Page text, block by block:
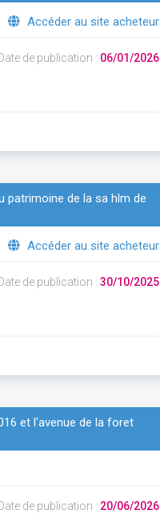
Accéder au site acheteur
Date de publication : 06/01/2026
patrimoine de la sa hlm de
Accéder au site acheteur
Date de publication : 30/10/2025
et l'avenue de la foret
Date de publication : 20/06/2026